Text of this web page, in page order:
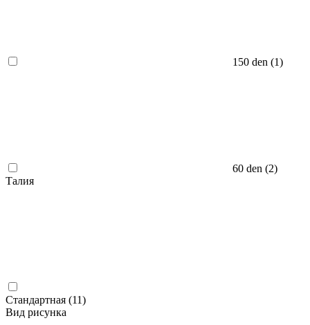
150 den (1)
60 den (2)
Талия
Стандартная (11)
Вид рисунка